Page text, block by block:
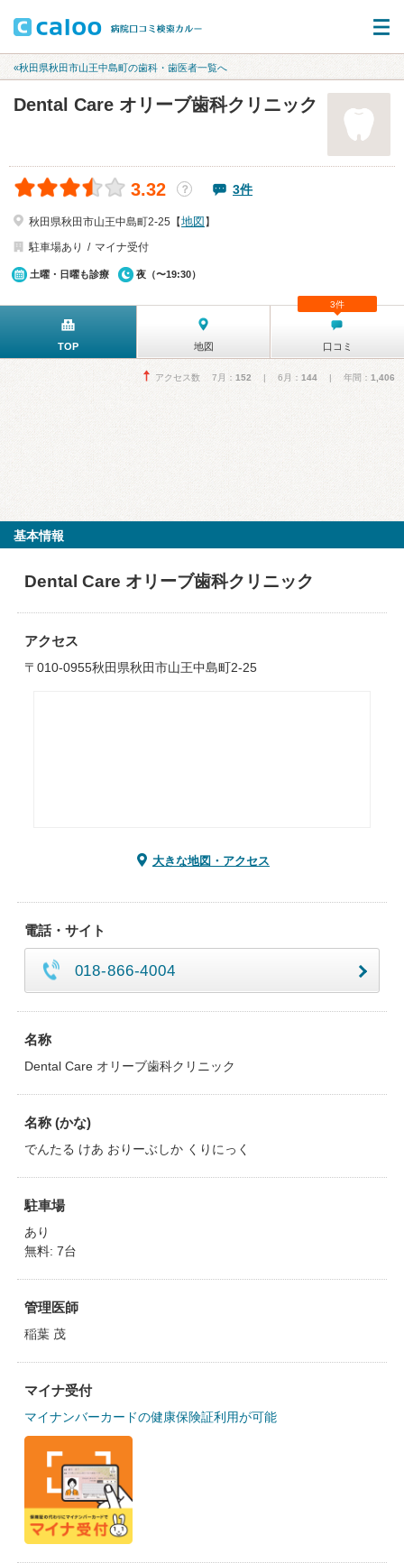
«秋田県秋田市山王中島町の歯科・歯医者一覧へ
Dental Care オリーブ歯科クリニック
3.32 ？ 3件
秋田県秋田市山王中島町2-25【地図 】
駐車場あり
マイナ受付
土曜・日曜も診療 夜（〜19:30）
TOP 地図 口コミ
3件
アクセス数 7月： 152 | 6月： 144 | 年間： 1,406
基本情報
Dental Care オリーブ歯科クリニック
アクセス
〒010-0955秋田県秋田市山王中島町2-25
大きな地図・アクセス
電話・サイト
018-866-4004
名称
Dental Care オリーブ歯科クリニック
名称 (かな)
でんたる けあ おりーぶしか くりにっく
駐車場
あり
無料: 7台
管理医師
稲葉 茂
マイナ受付
マイナンバーカードの健康保険証利用が可能